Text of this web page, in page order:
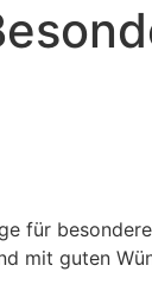
für
mit guten